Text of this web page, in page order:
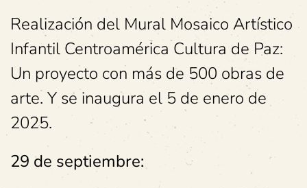
Realización del Mural Mosaico Artístico
Infantil Centroamérica Cultura de Paz:
Un proyecto con más de 500 obras de
arte. Y se inaugura el 5 de enero de
2025.
29 de septiembre: